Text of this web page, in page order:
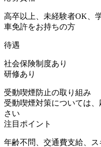
高卒以上、未経験者OK、
車免許をお持ちの方
待遇
社会保険制度あり
研修あり
受動喫煙防止の取り組み
受動喫煙対策については
さい
注目ポイント
年齢不問、交通費支給、